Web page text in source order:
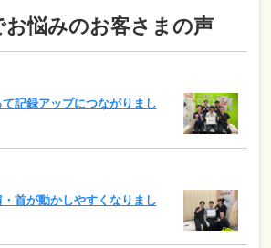
お悩みのお客さまの声
記録アップにつながりまし
首が動かしやすくなりまし